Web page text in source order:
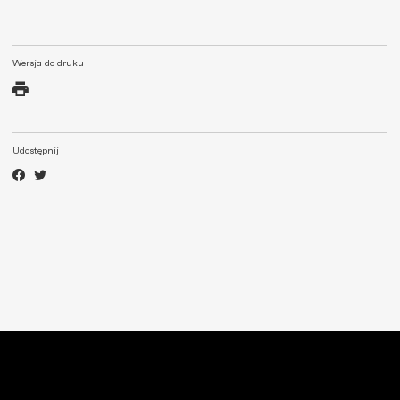
Wersja do druku
Udostępnij